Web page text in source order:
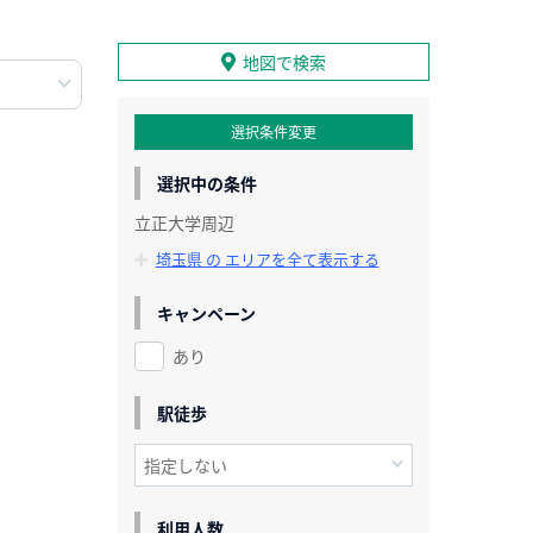
地図で検索
選択条件変更
選択中の条件
立正大学周辺
埼玉県 の エリアを全て表示する
キャンペーン
あり
駅徒歩
利用人数